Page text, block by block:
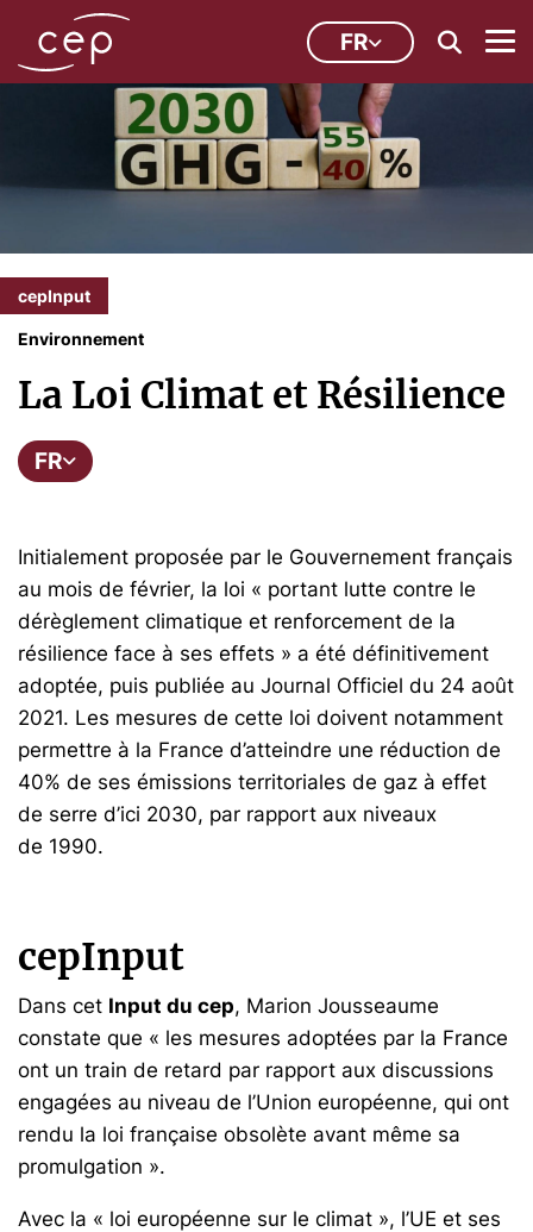
FR
cepInput
Environnement
La Loi Climat et Résilience
FR
Initialement proposée par le Gouvernement français
au mois de février, la loi « portant lutte contre le
dérèglement climatique et renforcement de la
résilience face à ses effets » a été définitivement
adoptée, puis publiée au Journal Officiel du 24 août
2021. Les mesures de cette loi doivent notamment
permettre à la France d’atteindre une réduction de
40% de ses émissions territoriales de gaz à effet
de serre d’ici 2030, par rapport aux niveaux
de 1990.
cepInput
Dans cet Input du cep, Marion Jousseaume
constate que « les mesures adoptées par la France
ont un train de retard par rapport aux discussions
engagées au niveau de l’Union européenne, qui ont
rendu la loi française obsolète avant même sa
promulgation ».
Avec la « loi européenne sur le climat », l’UE et ses